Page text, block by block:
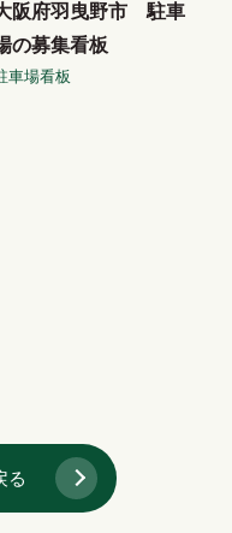
阪府羽曳野市 駐車
の募集看板
車場看板
る